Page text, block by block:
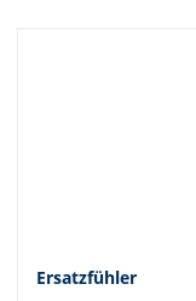
Ersatzfühler